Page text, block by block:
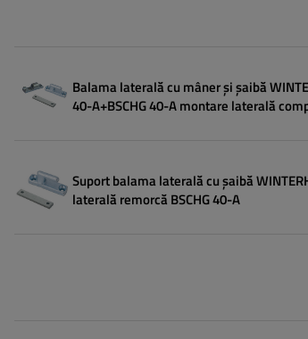
Balama laterală cu mâner și șaibă
40-A+BSCHG 40-A montare laterală
Suport balama laterală cu șaibă
laterală remorcă BSCHG 40-A